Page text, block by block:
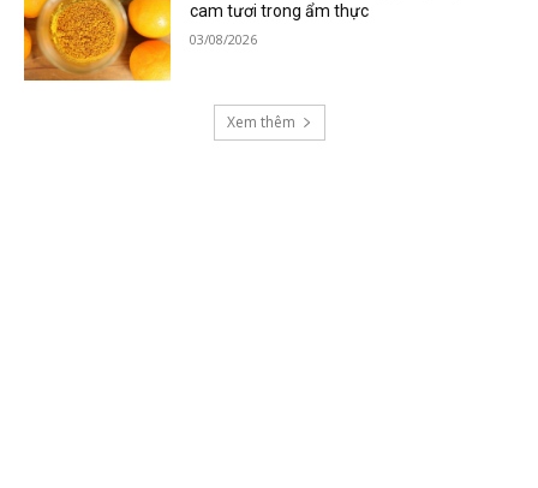
cam tươi trong ẩm thực
03/08/2026
Xem thêm